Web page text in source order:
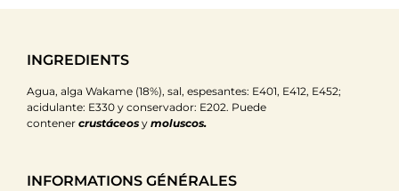
INGREDIENTS
Agua, alga Wakame (18%), sal, espesantes: E401, E412, E452;
acidulante: E330 y conservador: E202. Puede
contener crustáceos y moluscos.
INFORMATIONS GÉNÉRALES